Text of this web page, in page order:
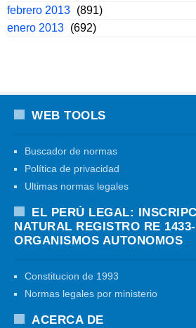
febrero 2013 (891)
enero 2013 (692)
WEB TOOLS
Buscador de normas
Política de privacidad
Ultimas normas legales
EL PERÚ LEGAL:
NATURAL REGISTRO RE
ORGANISMOS AUTONOMOS
Constitucion de 1993
Normas legales por ministerio
ACERCA DE